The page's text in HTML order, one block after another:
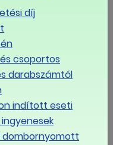
díj
csoportos
darabszámtól
indított eseti
dombornyomott